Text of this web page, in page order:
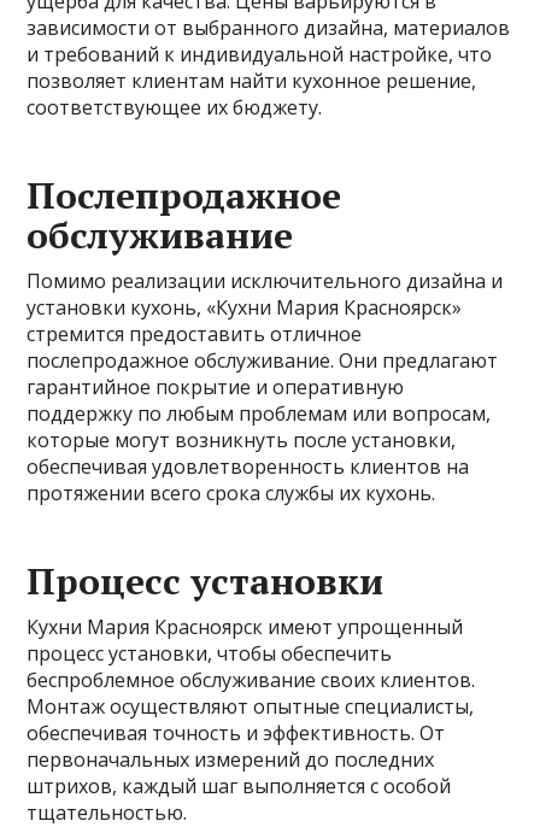
зависимости от выбранного дизайна, материалов
и требований к индивидуальной настройке, что
позволяет клиентам найти кухонное решение,
соответствующее их бюджету.
Послепродажное
обслуживание
Помимо реализации исключительного дизайна и
установки кухонь, «Кухни Мария Красноярск»
стремится предоставить отличное
послепродажное обслуживание. Они предлагают
гарантийное покрытие и оперативную
поддержку по любым проблемам или вопросам,
которые могут возникнуть после установки,
обеспечивая удовлетворенность клиентов на
протяжении всего срока службы их кухонь.
Процесс установки
Кухни Мария Красноярск имеют упрощенный
процесс установки, чтобы обеспечить
беспроблемное обслуживание своих клиентов.
Монтаж осуществляют опытные специалисты,
обеспечивая точность и эффективность. От
первоначальных измерений до последних
штрихов, каждый шаг выполняется с особой
тщательностью.